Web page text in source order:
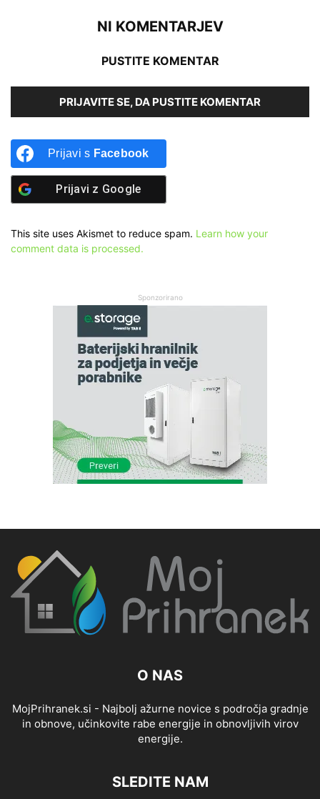
NI KOMENTARJEV
PUSTITE KOMENTAR
PRIJAVITE SE, DA PUSTITE KOMENTAR
Prijavi s Facebook
Prijavi z Google
This site uses Akismet to reduce spam. Learn how your
comment data is processed.
Sponzorirano
O NAS
MojPrihranek.si - Najbolj ažurne novice s področja gradnje
in obnove, učinkovite rabe energije in obnovljivih virov
energije.
SLEDITE NAM